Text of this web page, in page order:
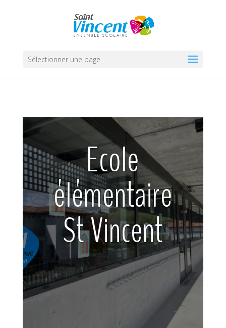
Sélectionner une page
Ecole
élémentaire
St Vincent